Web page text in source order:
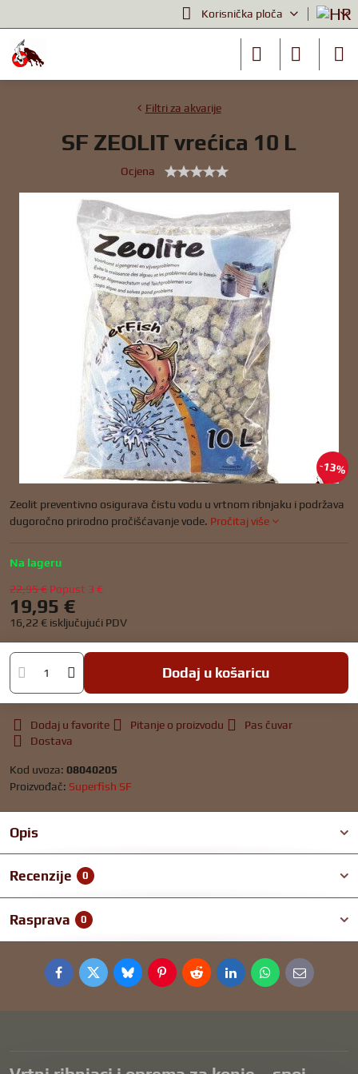
Korisnička ploča
13%
Filtri za akvarije
SF ZEOLIT vrećica 10 L
Ocjena
Zeolit ​​preventivno osigurava čistu vodu u vrtnom ribnjaku i podržava
dugoročno prirodno pročišćavanje vode. Pročitaj više
Na lageru
22,95 € Popust 3 €
19,95 €
16,22 € isključujući PDV
Dodaj u košaricu
Dodaj u favorite Pitanje o proizvodu
Pas čuvar
Dostava
Kod uvoza: 08040205
Proizvođač: Superfish SF
Opis
Recenzije 0
Rasprava 0
FacebookTwitterBlueskyPinterestRedditLinkedInWhatsApp
E-
mail